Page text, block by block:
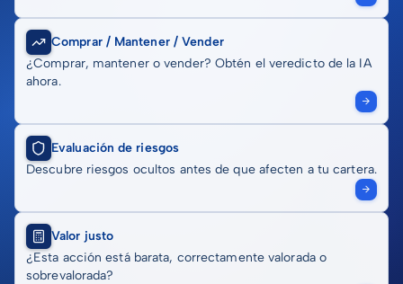
Comprar / Mantener / Vender
¿Comprar, mantener o vender? Obtén el veredicto de la IA
ahora.
Evaluación de riesgos
Descubre riesgos ocultos antes de que afecten a tu cartera.
Valor justo
¿Esta acción está barata, correctamente valorada o
sobrevalorada?